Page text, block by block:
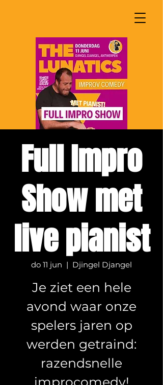
Full Impro
Show met
live pianist
do 11 jun
  |
Djingel Djangel
Je ziet een hele
avond waar onze
spelers jaren op
werden getraind:
razendsnelle
improcomedy!